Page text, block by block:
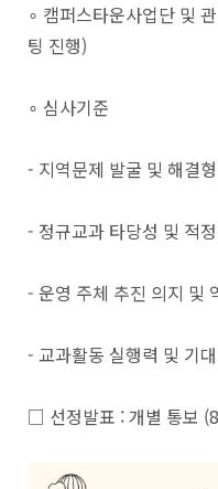
∘ 캠퍼스타운사업단 및
팅 진행)
∘ 심사기준
- 지역문제 발굴 및 해결
- 정규교과 타당성 및 적
- 운영 주체 추진 의지 및
- 교과활동 실행력 및 기
□ 선정발표 : 개별 통보